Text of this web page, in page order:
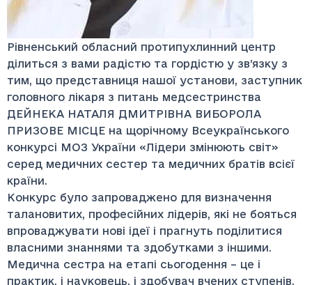
Рівненський обласний протипухлинний центр
ділиться з вами радістю та гордістю у зв’язку з
тим, що представниця нашої установи, заступник
головного лікаря з питань медсестринства
ДЕЙНЕКА НАТАЛЯ ДМИТРІВНА ВИБОРОЛА
ПРИЗОВЕ МІСЦЕ на щорічному Всеукраїнського
конкурсі МОЗ України «Лідери змінюють світ»
серед медичних сестер та медичних братів всієї
країни.
Конкурс було запроваджено для визначення
талановитих, професійних лідерів, які не бояться
впроваджувати нові ідеї і прагнуть поділитися
власними знаннями та здобутками з іншими.
Медична сестра на етапі сьогодення – це і
практик, і науковець, і здобувач вчених ступенів,